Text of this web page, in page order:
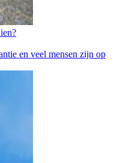
en veel mensen zijn op